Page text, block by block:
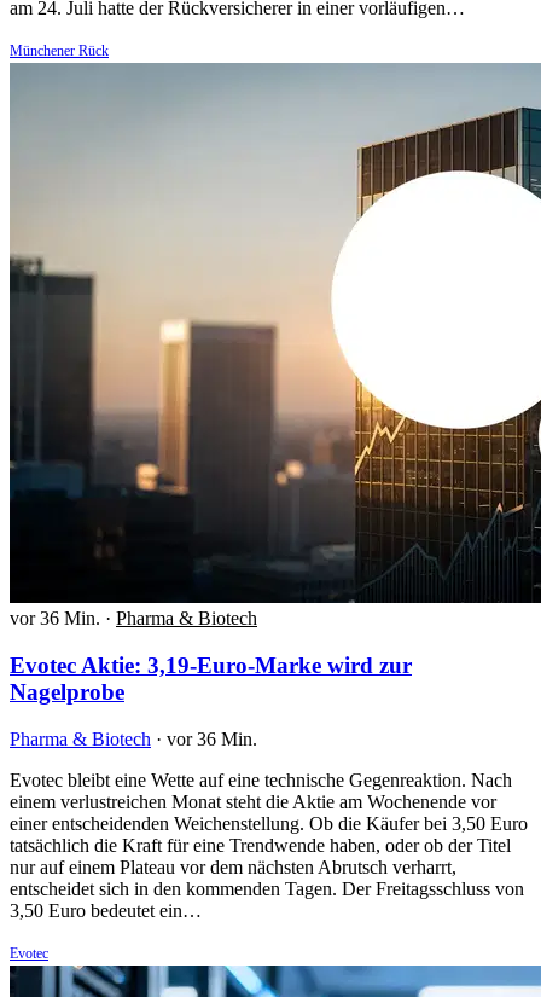
am 24. Juli hatte der Rückversicherer in einer vorläufigen…
Münchener Rück
vor 36 Min. · Pharma & Biotech
Evotec Aktie: 3,19-Euro-Marke wird zur
Nagelprobe
Pharma & Biotech · vor 36 Min.
Evotec bleibt eine Wette auf eine technische Gegenreaktion. Nach
einem verlustreichen Monat steht die Aktie am Wochenende vor
einer entscheidenden Weichenstellung. Ob die Käufer bei 3,50 Euro
tatsächlich die Kraft für eine Trendwende haben, oder ob der Titel
nur auf einem Plateau vor dem nächsten Abrutsch verharrt,
entscheidet sich in den kommenden Tagen. Der Freitagsschluss von
3,50 Euro bedeutet ein…
Evotec